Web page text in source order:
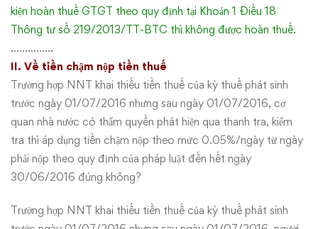
kiện hoàn thuế GTGT theo quy định tại Khoản 1 Điều 18
Thông tư số 219/2013/TT-BTC thì không được hoàn thuế.
……………
II. Về tiền chậm nộp tiền thuế
Trường hợp NNT khai thiếu tiền thuế của kỳ thuế phát sinh
trước ngày 01/07/2016 nhưng sau ngày 01/07/2016, cơ
quan nhà nước có thẩm quyền phát hiện qua thanh tra, kiểm
tra thì áp dụng tiền chậm nộp theo mức 0.05%/ngày từ ngày
phải nộp theo quy định của pháp luật đến hết ngày
30/06/2016 đúng không?
Trường hợp NNT khai thiếu tiền thuế của kỳ thuế phát sinh